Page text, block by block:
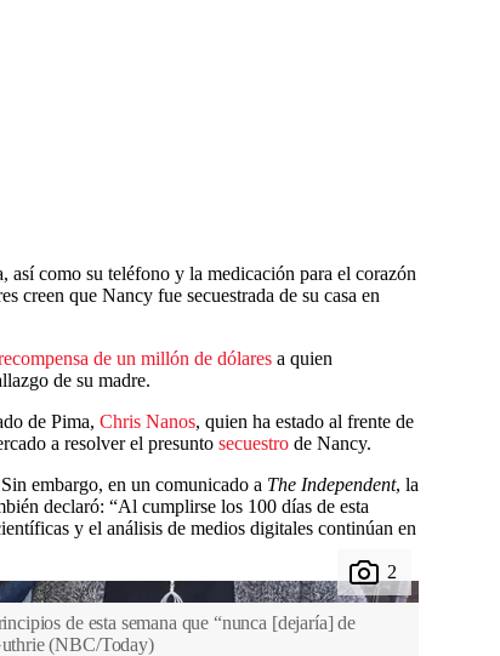
así como su teléfono y la medicación para el corazón
creen que Nancy fue secuestrada de su casa en
de un millón de dólares a quien
de su madre.
de Pima, Chris Nanos, quien ha estado al frente de
a resolver el presunto secuestro de Nancy.
embargo, en un comunicado a The Independent, la
declaró: “Al cumplirse los 100 días de esta
y el análisis de medios digitales continúan en
de esta semana que “nunca [dejaría] de
(NBC/Today)